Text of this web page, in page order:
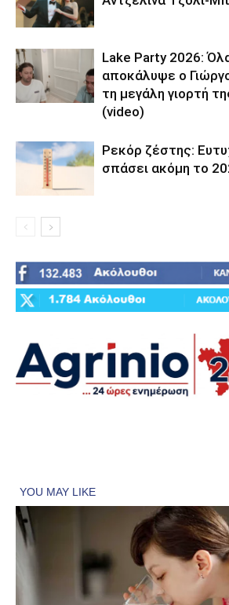
Lake Party 2026:
αποκάλυψε ο
τη μεγάλη γιορτή
(video)
Ρεκόρ ζέστης:
σπάσει ακόμη το